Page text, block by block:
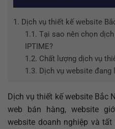
1. Dịch vụ thiết kế website
1.1. Tại sao nên chọn
IPTIME?
1.2. Chất lượng dịch vụ
1.3. Dịch vụ website đang
Dịch vụ thiết kế website Bắc
web bán hàng, website
website doanh nghiệp và